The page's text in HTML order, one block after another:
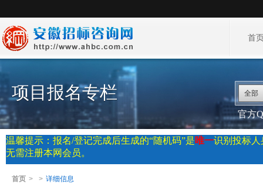
首
项目报名专栏 全部
官方
温馨提示：报名/登记完成后生成的“随机码”是唯一识别投标
无需注册本网会员。
首页 > > 详细信息